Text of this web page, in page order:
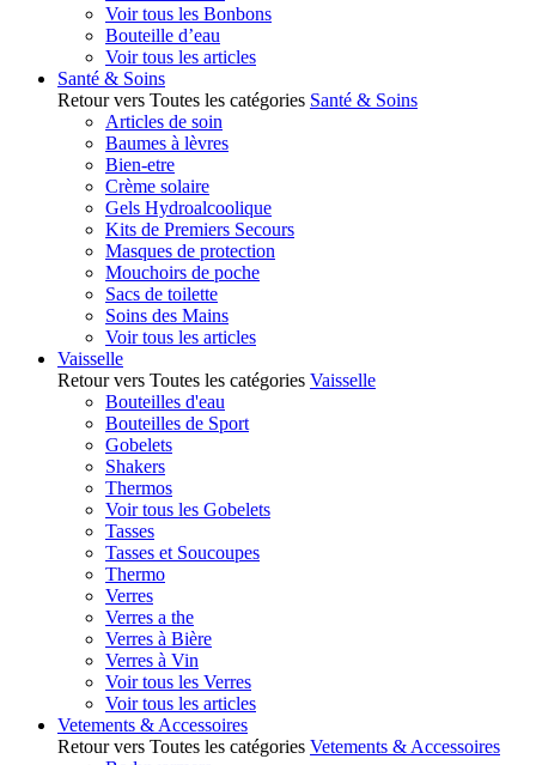
Voir tous les Bonbons
Bouteille d’eau
Voir tous les articles
Santé & Soins
Retour vers Toutes les catégories Santé & Soins
Articles de soin
Baumes à lèvres
Bien-etre
Crème solaire
Gels Hydroalcoolique
Kits de Premiers Secours
Masques de protection
Mouchoirs de poche
Sacs de toilette
Soins des Mains
Voir tous les articles
Vaisselle
Retour vers Toutes les catégories Vaisselle
Bouteilles d'eau
Bouteilles de Sport
Gobelets
Shakers
Thermos
Voir tous les Gobelets
Tasses
Tasses et Soucoupes
Thermo
Verres
Verres a the
Verres à Bière
Verres à Vin
Voir tous les Verres
Voir tous les articles
Vetements & Accessoires
Retour vers Toutes les catégories Vetements & Accessoires